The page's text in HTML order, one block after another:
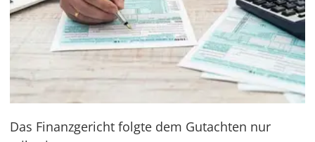
Das Finanzgericht folgte dem Gutachten nur